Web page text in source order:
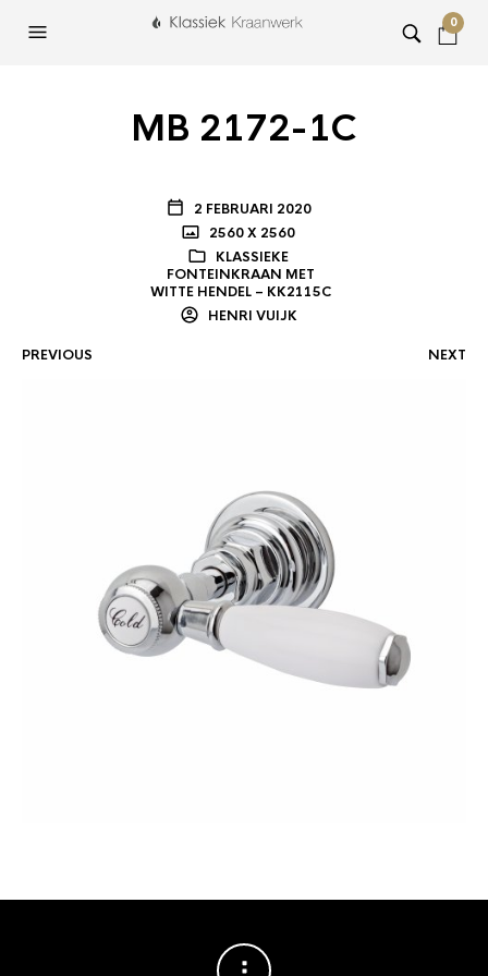
0
MB 2172-1C
2 FEBRUARI 2020
2560 X 2560
KLASSIEKE
FONTEINKRAAN MET
WITTE HENDEL – KK2115C
HENRI VUIJK
PREVIOUS NEXT